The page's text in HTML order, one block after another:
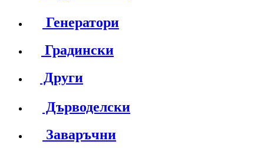
Генератори
Градински
Други
Дърводелски
Заваръчни